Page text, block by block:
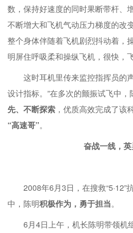
数，保持好速度的同时果断带杆、
不断增大和飞机气动压力梯度的改
整个身体伴随着飞机剧烈抖动着，
明屏住呼吸柔和操纵飞机，很快，
这时耳机里传来监控指挥员的
设计指标。”在多次的颤振试飞中，
先、不断探索 ，优质高效完成了该
“高速哥”。
奋战一线，
2008年6月3日，在搜救“5·12”
中，陈明积极作为，勇于担当。
6月4日上午，机长陈明带领机